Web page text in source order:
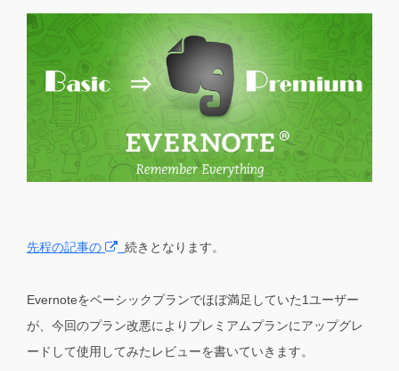
先程の記事の 続きとなります。
Evernoteをベーシックプランでほぼ満足していた1ユーザー
が、今回のプラン改悪によりプレミアムプランにアップグレ
ードして使用してみたレビューを書いていきます。